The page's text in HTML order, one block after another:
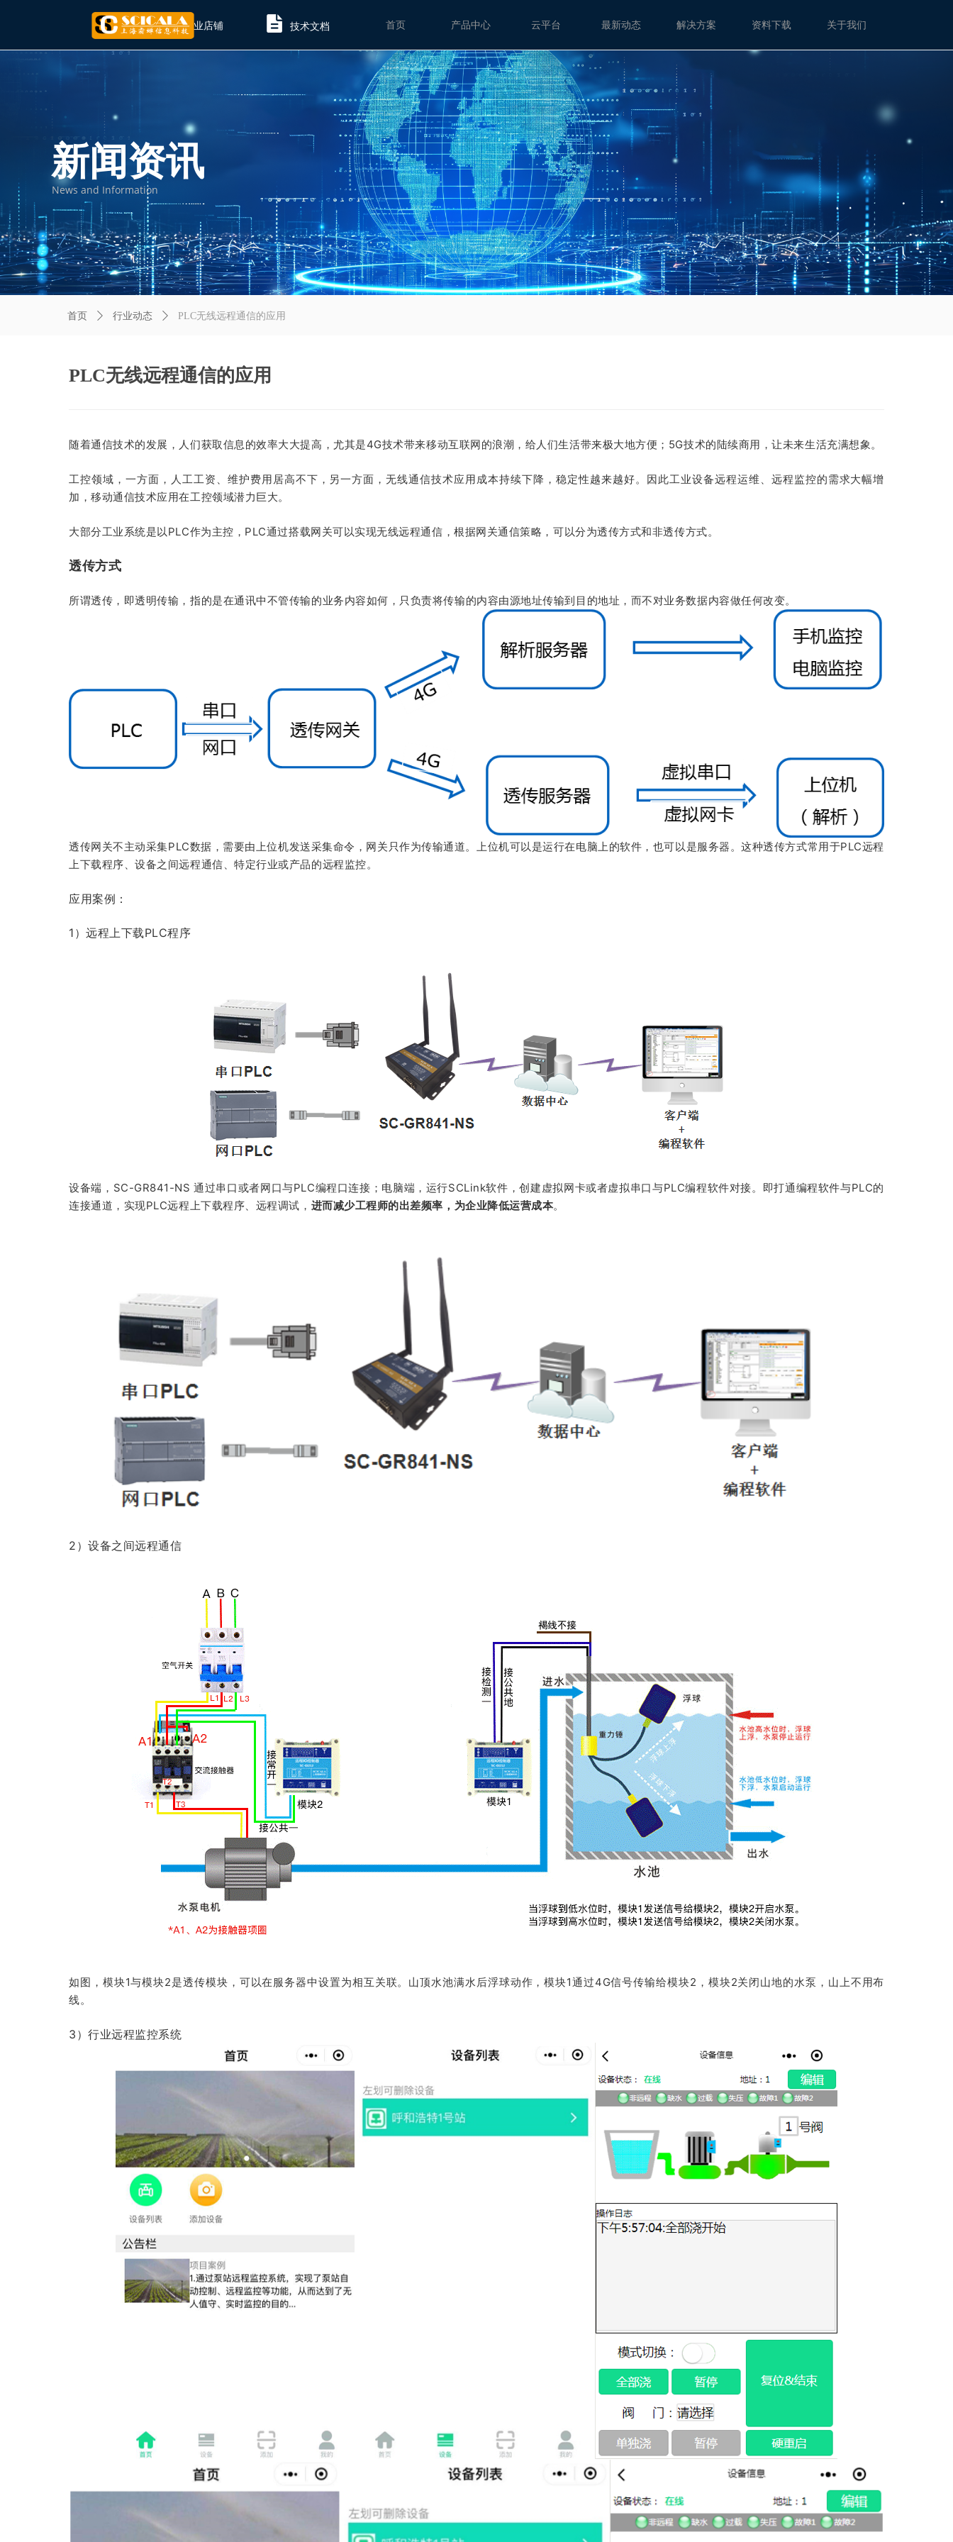
企业店铺 技术文档 首页 产品中心 云平台 最新动态 解决方案 资料下载 关于我们
PLC无线远程通信的应用
随着通信技术的发展，人们获取信息的效率大大提高，尤其是4G技术带来移动互联网的浪潮，给人们生活带来极大地方便； 5G技术的陆续商用，让未来生活充满想象。
工控领域，一方面，人工工资、维护费用居高不下，另一方面，无线通信技术应用成本持续下降，稳定性越来越好。因此工业设备远程运维、远程监控的需求大幅增
加 ，移动通信技术应用在工控领域潜力巨大。
大部分工业系统是以PLC作为主控，PLC通过搭载网关可以实现无线远程通信，根据网关通信策略，可以分为透传方式和非透传方式。
透传方式
所谓透传，即透明传输，指的是在通讯中不管传输的业务内容如何，只负责将传输的内容由源地址传输到目的地址，而不对业务数据内容做任何改变。
透传网关不主动采集PLC数据，需要由上位机发送采集命令，网关只作为传输通道。上位机可以是运行在电脑上的软件，也可以是服务器。这种透传方式常用于PLC远程
上下载程序、设备之间远程通信、特定行业或产品的远程监控。
应用案例：
1）远程上下载PLC程序
设备端，SC-GR841-NS 通过串口或者网口与PLC编程口连接；电脑端，运行SCLink软件，创建虚拟网卡或者虚拟串口与PLC编程软件对接。即打通编程软件与PLC的
连接通道，实现PLC远程上下载程序、远程调试， 进而减少工程师的出差频率，为企业降低运营成本。
2）设备之间远程通信
如图，模块1与模块2是透传模块，可以在服务器中设置为相互关联。山顶水池满水后浮球动作，模块1通过4G信号传输给模块2，模块2关闭山地的水泵，山上不用布
线。
3）行业远程监控系统
首页 ꄲ 行业动态 ꄲ PLC无线远程通信的应用
新闻资讯
News and Information